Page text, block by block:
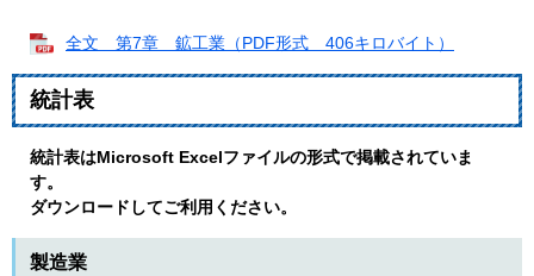
全文 第7章 鉱工業（PDF形式 406キロバイト）
統計表
統計表はMicrosoft Excelファイルの形式で掲載されていま
す。
ダウンロードしてご利用ください。
製造業